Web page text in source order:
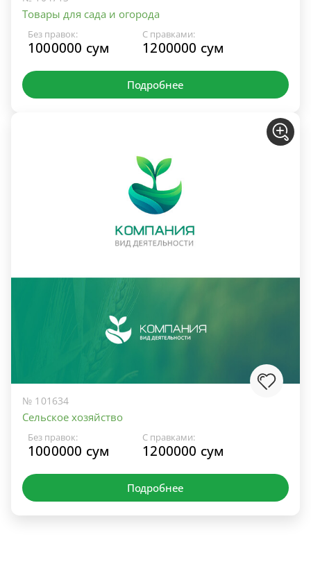
Товары для сада и огорода
Без правок:
1000000 сум
С правками:
1200000 сум
Подробнее
№ 101634
Сельское хозяйство
Без правок:
1000000 сум
С правками:
1200000 сум
Подробнее